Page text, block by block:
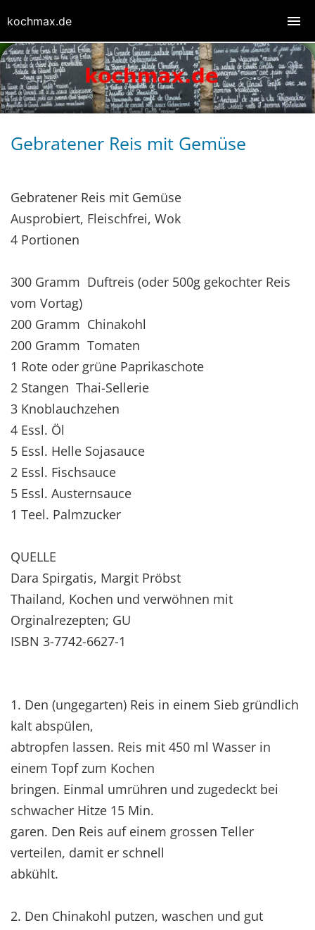
Gebratener Reis mit Gemüse
Gebratener Reis mit Gemüse
Ausprobiert, Fleischfrei, Wok
4 Portionen
300 Gramm Duftreis (oder 500g gekochter Reis
vom Vortag)
200 Gramm Chinakohl
200 Gramm Tomaten
1 Rote oder grüne Paprikaschote
2 Stangen Thai-Sellerie
3 Knoblauchzehen
4 Essl. Öl
5 Essl. Helle Sojasauce
2 Essl. Fischsauce
5 Essl. Austernsauce
1 Teel. Palmzucker
QUELLE
Dara Spirgatis, Margit Pröbst
Thailand, Kochen und verwöhnen mit
Orginalrezepten; GU
ISBN 3-7742-6627-1
1. Den (ungegarten) Reis in einem Sieb gründlich
kalt abspülen,
abtropfen lassen. Reis mit 450 ml Wasser in
einem Topf zum Kochen
bringen. Einmal umrühren und zugedeckt bei
schwacher Hitze 15 Min.
garen. Den Reis auf einem grossen Teller
verteilen, damit er schnell
abkühlt.
2. Den Chinakohl putzen, waschen und gut
kochmax.de